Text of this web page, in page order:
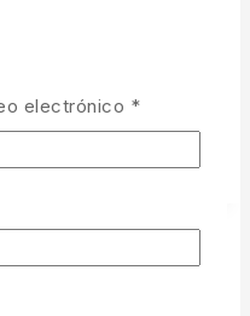
líquido macerante.
electrónico *Obligatorio